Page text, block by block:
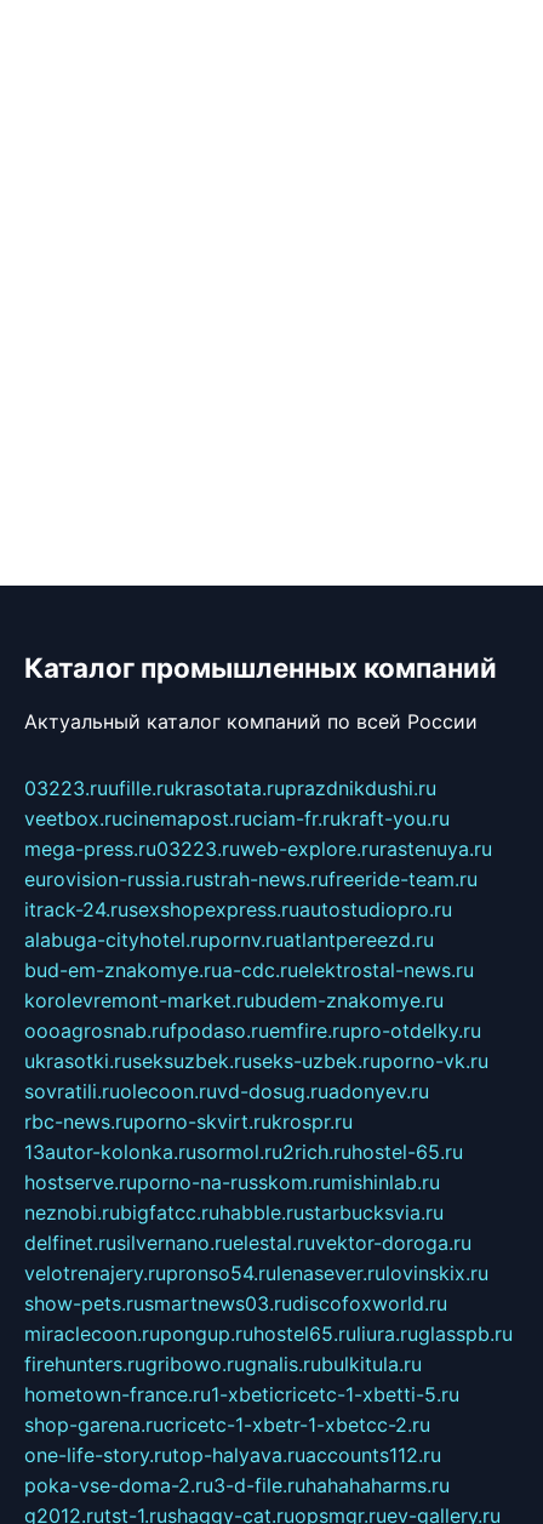
Каталог промышленных компаний
Актуальный каталог компаний по всей России
03223.ruufille.rukrasotata.ruprazdnikdushi.ru
veetbox.rucinemapost.ruciam-fr.rukraft-you.ru
mega-press.ru03223.ruweb-explore.rurastenuya.ru
eurovision-russia.rustrah-news.rufreeride-team.ru
itrack-24.rusexshopexpress.ruautostudiopro.ru
alabuga-cityhotel.rupornv.ruatlantpereezd.ru
bud-em-znakomye.rua-cdc.ruelektrostal-news.ru
korolevremont-market.rubudem-znakomye.ru
oooagrosnab.rufpodaso.ruemfire.rupro-otdelky.ru
ukrasotki.ruseksuzbek.ruseks-uzbek.ruporno-vk.ru
sovratili.ruolecoon.ruvd-dosug.ruadonyev.ru
rbc-news.ruporno-skvirt.rukrospr.ru
13autor-kolonka.rusormol.ru2rich.ruhostel-65.ru
hostserve.ruporno-na-russkom.rumishinlab.ru
neznobi.rubigfatcc.ruhabble.rustarbucksvia.ru
delfinet.rusilvernano.ruelestal.ruvektor-doroga.ru
velotrenajery.rupronso54.rulenasever.rulovinskix.ru
show-pets.rusmartnews03.rudiscofoxworld.ru
miraclecoon.rupongup.ruhostel65.ruliura.ruglasspb.ru
firehunters.rugribowo.rugnalis.rubulkitula.ru
hometown-france.ru1-xbeticricetc-1-xbetti-5.ru
shop-garena.rucricetc-1-xbetr-1-xbetcc-2.ru
one-life-story.rutop-halyava.ruaccounts112.ru
poka-vse-doma-2.ru3-d-file.ruhahahaharms.ru
g2012.rutst-1.rushaggy-cat.ruopsmgr.ruev-gallery.ru